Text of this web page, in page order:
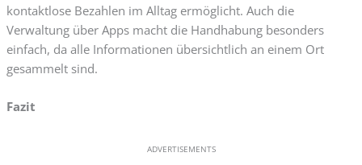
kontaktlose Bezahlen im Alltag ermöglicht. Auch die
Verwaltung über Apps macht die Handhabung besonders
einfach, da alle Informationen übersichtlich an einem Ort
gesammelt sind.
Fazit
ADVERTISEMENTS